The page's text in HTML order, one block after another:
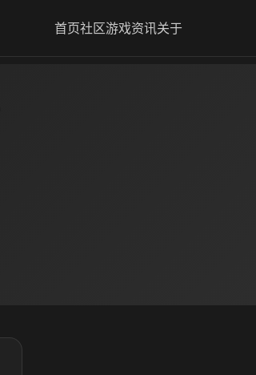
首页社区游戏资讯关于